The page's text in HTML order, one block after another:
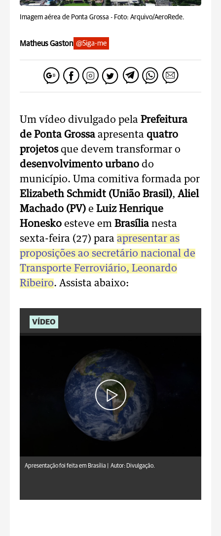
Imagem aérea de Ponta Grossa - Foto: Arquivo/AeroRede.
Matheus Gaston @Siga-me
Um vídeo divulgado pela Prefeitura
de Ponta Grossaapresenta quatro
projetosque devem transformar o
desenvolvimento urbano do
município. Uma comitiva formada por
Elizabeth Schmidt (União Brasil), Aliel
Machado (PV) e Luiz Henrique
Honesko esteve em Brasília nesta
sexta-feira (27) para apresentar as
proposições ao secretário nacional de
Transporte Ferroviário, Leonardo
Ribeiro. Assista abaixo:
VÍDEO
Apresentação foi feita em Brasília | Autor: Divulgação.